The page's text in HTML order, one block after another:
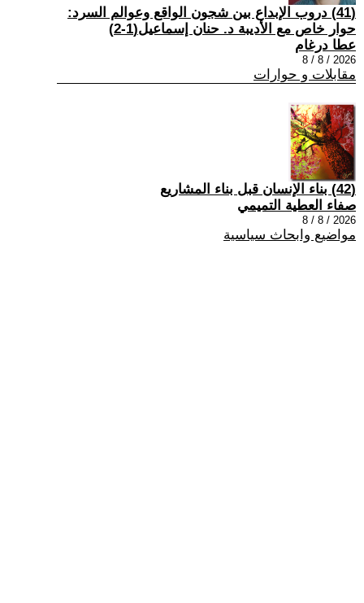
(41) دروب الإبداع بين شجون الواقع وعوالم السرد:
حوار خاص مع الأديبة د. حنان إسماعيل(1-2)
عطا درغام
2026 / 8 / 8
مقابلات و حوارات
(42) بناء الإنسان قبل بناء المشاريع
صفاء العطية التميمي
2026 / 8 / 8
مواضيع وابحاث سياسية